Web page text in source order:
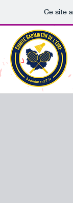
Ce site